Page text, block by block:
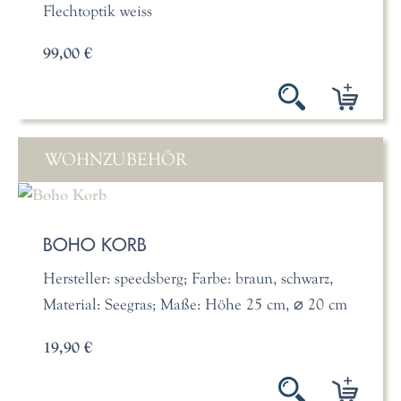
Flechtoptik weiss
99,00 €
WOHNZUBEHÖR
BOHO KORB
Hersteller: speedsberg; Farbe: braun, schwarz,
Material: Seegras; Maße: Höhe 25 cm, ⌀ 20 cm
19,90 €